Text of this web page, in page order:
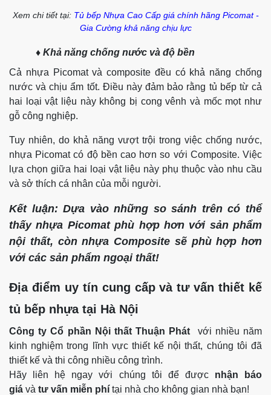
Xem chi tiết tại:Tủ bếp Nhựa Cao Cấp giá chính hãng Picomat -
Gia Cường khả năng chịu lực
♦ Khả năng chống nước và độ bền
Cả nhựa Picomat và composite đều có khả năng chống
nước và chịu ẩm tốt. Điều này đảm bảo rằng tủ bếp từ cả
hai loại vật liệu này không bị cong vênh và mốc mọt như
gỗ công nghiệp.
Tuy nhiên, do khả năng vượt trội trong việc chống nước,
nhựa Picomat có độ bền cao hơn so với Composite. Việc
lựa chọn giữa hai loại vật liệu này phụ thuộc vào nhu cầu
và sở thích cá nhân của mỗi người.
Kết luận: Dựa vào những so sánh trên có thể
thấy nhựa Picomat phù hợp hơn với sản phẩm
nội thất, còn nhựa Composite sẽ phù hợp hơn
với các sản phẩm ngoại thất!
Địa điểm uy tín cung cấp và tư vấn thiết kế
tủ bếp nhựa tại Hà Nội
Công ty Cổ phần Nội thất Thuận Phát với nhiều năm
kinh nghiệm trong lĩnh vực thiết kế nội thất, chúng tôi đã
thiết kế và thi công nhiều công trình.
Hãy liên hệ ngay với chúng tôi để được nhận báo
giá và tư vấn miễn phí tại nhà cho không gian nhà bạn!